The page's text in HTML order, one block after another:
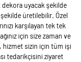
uyacak şekilde
üretilebilir. Özel
karşılayan tek tek
için size zaman ve
hizmet sizin için tüm işi
tedarikçisini ziyaret